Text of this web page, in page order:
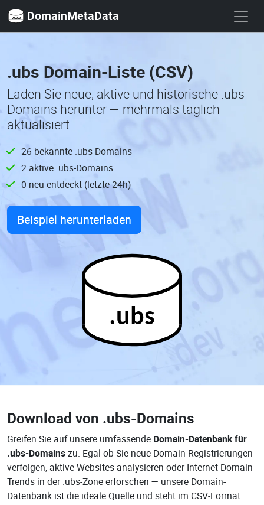
DomainMetaData
.ubs Domain-Liste (CSV)
Laden Sie neue, aktive und historische .ubs-
Domains herunter — mehrmals täglich
aktualisiert
26 bekannte .ubs-Domains
2 aktive .ubs-Domains
0 neu entdeckt (letzte 24h)
Beispiel herunterladen
.ubs
Download von .ubs-Domains
Greifen Sie auf unsere umfassende Domain-Datenbank für
.ubs-Domainszu. Egal ob Sie neue Domain-Registrierungen
verfolgen, aktive Websites analysieren oder Internet-Domain-
Trends in der .ubs-Zone erforschen — unsere Domain-
Datenbank ist die ideale Quelle und steht im CSV-Format